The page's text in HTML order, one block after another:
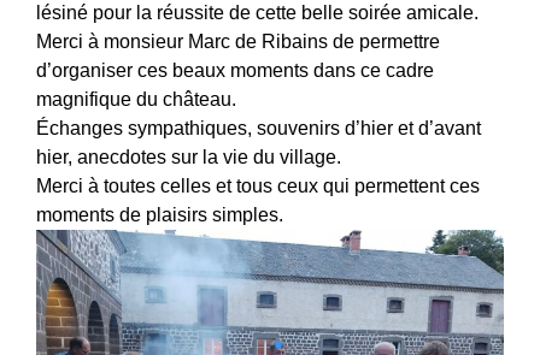
lésiné pour la réussite de cette belle soirée amicale.
Merci à monsieur Marc de Ribains de permettre
d’organiser ces beaux moments dans ce cadre
magnifique du château.
Échanges sympathiques, souvenirs d’hier et d’avant
hier, anecdotes sur la vie du village.
Merci à toutes celles et tous ceux qui permettent ces
moments de plaisirs simples.